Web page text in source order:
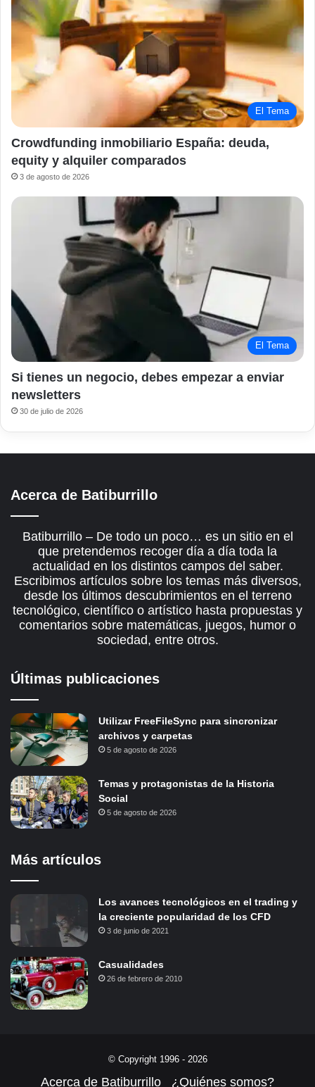
El Tema
Crowdfunding inmobiliario España: deuda,
equity y alquiler comparados
3 de agosto de 2026
El Tema
Si tienes un negocio, debes empezar a enviar
newsletters
30 de julio de 2026
Acerca de Batiburrillo
Batiburrillo – De todo un poco… es un sitio en el
que pretendemos recoger día a día toda la
actualidad en los distintos campos del saber.
Escribimos artículos sobre los temas más diversos,
desde los últimos descubrimientos en el terreno
tecnológico, científico o artístico hasta propuestas y
comentarios sobre matemáticas, juegos, humor o
sociedad, entre otros.
Últimas publicaciones
Utilizar FreeFileSync para sincronizar
archivos y carpetas
5 de agosto de 2026
Temas y protagonistas de la Historia
Social
5 de agosto de 2026
Más artículos
Los avances tecnológicos en el trading y
la creciente popularidad de los CFD
3 de junio de 2021
Casualidades
26 de febrero de 2010
© Copyright 1996 - 2026
Acerca de Batiburrillo ¿Quiénes somos?